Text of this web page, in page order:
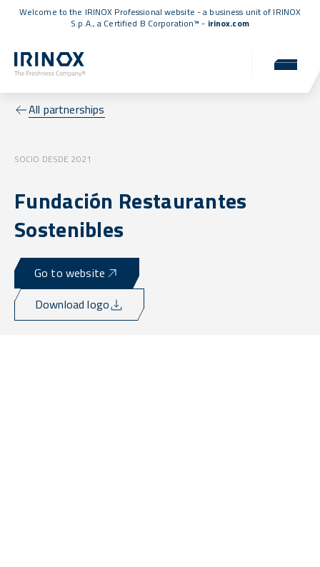
Welcome to the IRINOX Professional website - a business unit of IRINOX
S.p.A., a Certified B Corporation™ - irinox.com
All partnerships
SOCIO DESDE 2021
Fundación Restaurantes
Sostenibles
Go to website
Download logo